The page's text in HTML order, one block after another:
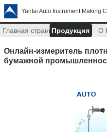
Yantai Auto Instrument Making
Главная страницаПродукция О
Онлайн-измеритель
бумажной